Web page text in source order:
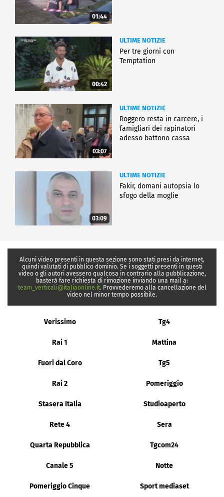
01:44
00:42
ULTIME NOTIZIE
Per tre giorni con
Temptation
03:07
ULTIME NOTIZIE
Roggero resta in carcere, i
famigliari dei rapinatori
adesso battono cassa
03:09
ULTIME NOTIZIE
Fakir, domani autopsia lo
sfogo della moglie
Alcuni video presenti in questa sezione sono stati presi da internet,
quindi valutati di pubblico dominio. Se i soggetti presenti in questi
video o gli autori avessero qualcosa in contrario alla pubblicazione,
basterà fare richiesta di rimozione inviando una mail a:
team_verticali@italiaonline.it. Provvederemo alla cancellazione del
video nel minor tempo possibile.
Verissimo Tg4
Rai 1 Mattina
Fuori dal Coro Tg5
Rai 2 Pomeriggio
Stasera Italia Studioaperto
Rete 4 Sera
Quarta Repubblica Tgcom24
Canale 5 Notte
Pomeriggio Cinque Sport mediaset